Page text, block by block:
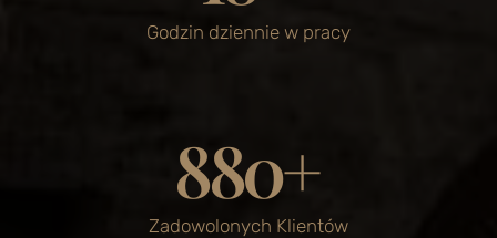
Godzin dziennie w pracy
880+
Zadowolonych Klientów